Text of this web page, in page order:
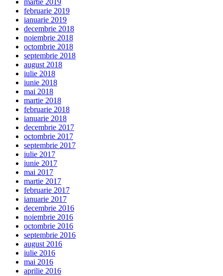
februarie 2019
ianuarie 2019
decembrie 2018
noiembrie 2018
octombrie 2018
septembrie 2018
august 2018
iulie 2018
iunie 2018
mai 2018
martie 2018
februarie 2018
ianuarie 2018
decembrie 2017
octombrie 2017
septembrie 2017
iulie 2017
iunie 2017
mai 2017
martie 2017
februarie 2017
ianuarie 2017
decembrie 2016
noiembrie 2016
octombrie 2016
septembrie 2016
august 2016
iulie 2016
mai 2016
aprilie 2016